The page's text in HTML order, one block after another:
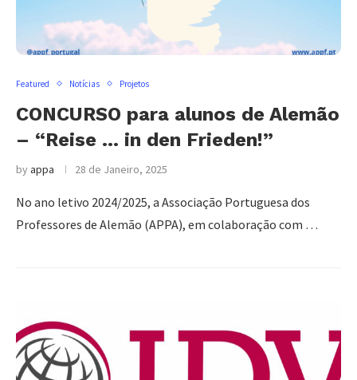
Featured Notícias Projetos
CONCURSO para alunos de Alemão
– “Reise … in den Frieden!”
byappa 28 de Janeiro, 2025
No ano letivo 2024/2025, a Associação Portuguesa dos
Professores de Alemão (APPA), em colaboração com …